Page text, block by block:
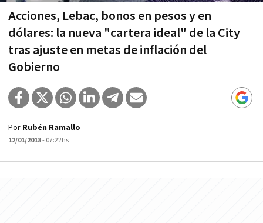
Acciones, Lebac, bonos en pesos y en
dólares: la nueva "cartera ideal" de la City
tras ajuste en metas de inflación del
Gobierno
Por Rubén Ramallo
12/01/2018- 07:22hs